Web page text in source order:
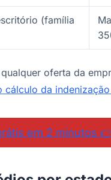
(família
oferta da
cálculo da
em 2 minutos